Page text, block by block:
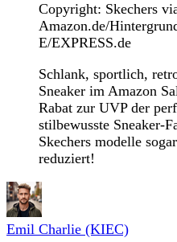
Copyright: Skechers
Amazon.de/
E/EXPRESS.de
Schlank, sportlich,
Sneaker im Amazon
Rabat zur UVP der
stilbewusste Sneaker-
Skechers modelle
reduziert!
Emil Charlie (KIEC)